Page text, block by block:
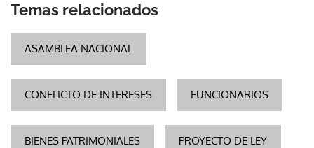
Temas relacionados
ASAMBLEA NACIONAL
CONFLICTO DE INTERESES FUNCIONARIOS
BIENES PATRIMONIALES PROYECTO DE LEY